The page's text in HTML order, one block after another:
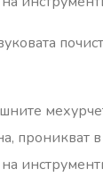
проникват в